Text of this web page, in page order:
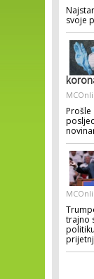
svoje
Prošle
trajno